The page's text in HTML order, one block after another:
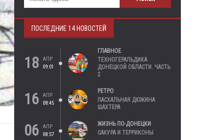
ПОСЛЕДНИЕ 14 НОВОСТЕЙ
18
АПР
09:01
ГЛАВНОЕ
ТЕХНОГЕРАЛЬДИКА
ДОНЕЦКОЙ ОБЛАСТИ. ЧАСТЬ
2
16
АПР
08:45
РЕТРО
ПАСХАЛЬНАЯ ДЮЖИНА
ШАХТЕРА
06
АПР
08:57
ЖИЗНЬ ПО-ДОНЕЦКИ
САКУРА И ТЕРРИКОНЫ